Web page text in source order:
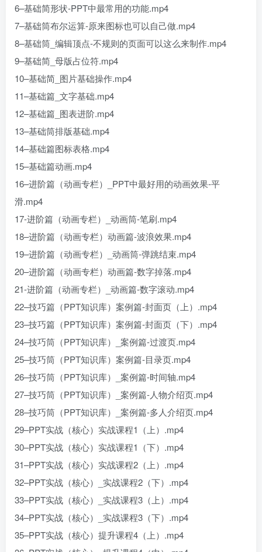
6–基础简形状-PPT中最常用的功能.mp4
7–基础筒布尔运算-原来图标也可以自己做.mp4
8–基础筒_编辑顶点-不规则的页面可以这么来制作.mp4
9–基础简_母版占位符.mp4
10–基础简_图片基础操作.mp4
11–基础篇_文字基础.mp4
12–基础篇_图表进阶.mp4
13–基础筒排版基础.mp4
14–基础篇图标表格.mp4
15–基础篇动画.mp4
16–进阶篇（动画专栏）_PPT中最好用的动画效果-平
滑.mp4
17-进阶篇（动画专栏）_动画筒-笔刷.mp4
18–进阶篇（动画专栏）动画篇-波浪效果.mp4
19–进阶篇（动画专栏）_动画筒-弹跳结束.mp4
20–进阶篇（动画专栏）动画篇-数字掉落.mp4
21-进阶篇（动画专栏）_动画篇-数字滚动.mp4
22–技巧篇（PPT知识库）案例篇-封面页（上）.mp4
23–技巧篇（PPT知识库）案例篇-封面页（下）.mp4
24–技巧筒（PPT知识库）_案例篇-过渡页.mp4
25–技巧筒（PPT知识库）案例篇-目录页.mp4
26–技巧筒（PPT知识库）_案例篇-时间轴.mp4
27–技巧筒（PPT知识库）_案例篇-人物介绍页.mp4
28–技巧筒（PPT知识库）_案例篇-多人介绍页.mp4
29–PPT实战（核心）实战课程1（上）.mp4
30–PPT实战（核心）实战课程1（下）.mp4
31–PPT实战（核心）实战课程2（上）.mp4
32–PPT实战（核心）_实战课程2（下）.mp4
33–PPT实战（核心）_实战课程3（上）.mp4
34–PPT实战（核心）_实战课程3（下）.mp4
35–PPT实战（核心）提升课程4（上）.mp4